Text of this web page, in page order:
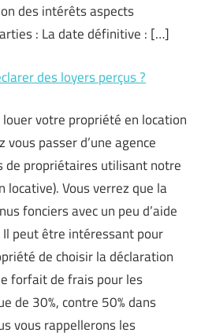
des intérêts aspects
: La date définitive : […]
des loyers perçus ?
louer votre propriété en location
vous passer d’une agence
de propriétaires utilisant notre
Vous verrez que la
fonciers avec un peu d’aide
Il peut être intéressant pour
de choisir la déclaration
forfait de frais pour les
de 30%, contre 50% dans
vous rappellerons les